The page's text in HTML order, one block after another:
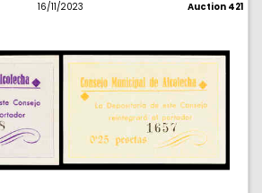
16/11/2023 Auction 421